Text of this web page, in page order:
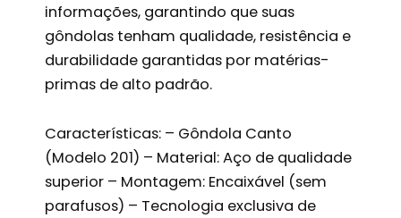
informações, garantindo que suas
gôndolas tenham qualidade, resistência e
durabilidade garantidas por matérias-
primas de alto padrão.
Características: – Gôndola Canto
(Modelo 201) – Material: Aço de qualidade
superior – Montagem: Encaixável (sem
parafusos) – Tecnologia exclusiva de